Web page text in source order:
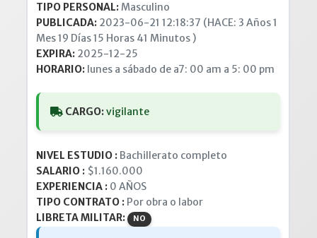
TIPO PERSONAL:Masculino
PUBLICADA: 2023-06-21 12:18:37 (HACE: 3 Años 1
Mes 19 Días 15 Horas 41 Minutos )
EXPIRA: 2025-12-25
HORARIO: lunes a sábado de a7: 00 am a 5: 00 pm
CARGO:vigilante
NIVEL ESTUDIO : Bachillerato completo
SALARIO : $1.160.000
EXPERIENCIA : 0 AÑOS
TIPO CONTRATO : Por obra o labor
LIBRETA MILITAR:
NO